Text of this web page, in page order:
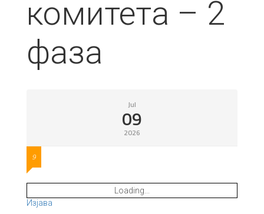
комитета – 2
фаза
Jul
09
2026
9
Loading...
Изјава